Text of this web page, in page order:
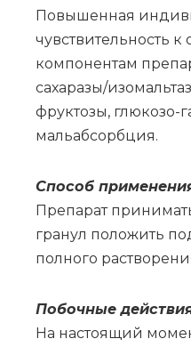
Повышенная
чувствительность к
компонентам
сахаразы/
фруктозы, глюкозо-
мальабсорбция.
Спо­соб
Препарат
гранул положить
полного
По­боч­ные
На настоящий